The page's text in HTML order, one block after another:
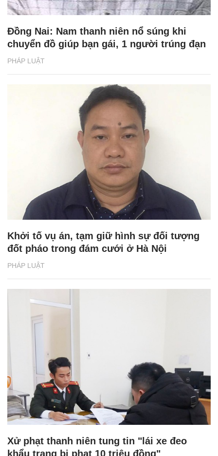
PHÁP LUẬT
Đồng Nai: Nam thanh niên nổ súng khi
chuyển đồ giúp bạn gái, 1 người trúng đạn
PHÁP LUẬT
Khởi tố vụ án, tạm giữ hình sự đối tượng
đốt pháo trong đám cưới ở Hà Nội
Xử phạt thanh niên tung tin "lái xe đeo
khẩu trang bị phạt 10 triệu đồng"